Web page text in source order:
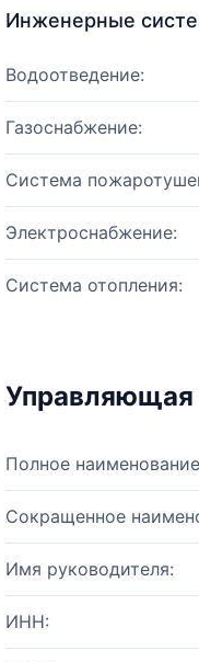
Инженерные
Водоотведение:
Газоснабжение:
Система
Электроснабжение:
Система отопления:
Управляющая
Полное
Сокращенное
Имя руководителя:
ИНН: